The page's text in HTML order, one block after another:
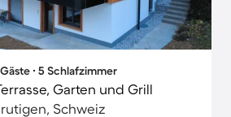
∙ 5 Schlafzimmer
Garten und Grill
Schweiz